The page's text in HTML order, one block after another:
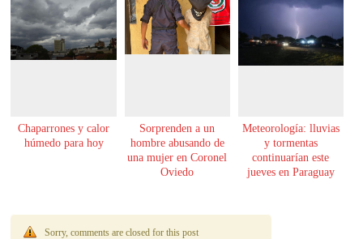
Chaparrones y calor
húmedo para hoy
Sorprenden a un
hombre abusando de
una mujer en Coronel
Oviedo
Meteorología: lluvias
y tormentas
continuarían este
jueves en Paraguay
Sorry, comments are closed for this post